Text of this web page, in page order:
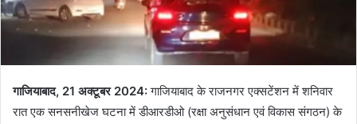
गाजियाबाद, 21 अक्टूबर 2024:गाजियाबाद के राजनगर एक्सटेंशन में शनिवार
रात एक सनसनीखेज घटना में डीआरडीओ (रक्षा अनुसंधान एवं विकास संगठन) के